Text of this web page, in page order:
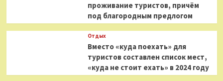
проживание туристов, причём
под благородным предлогом
Отдых
Вместо «куда поехать» для
туристов составлен список мест,
«куда не стоит ехать» в 2024 году